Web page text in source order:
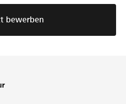
bewerben